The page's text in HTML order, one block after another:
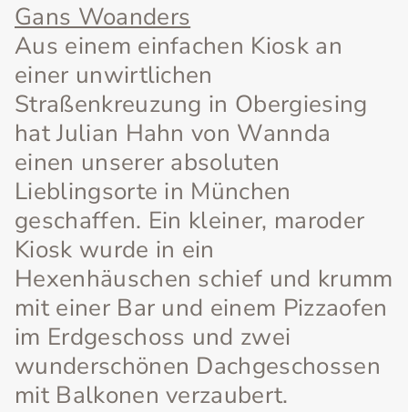
Gans Woanders
Aus einem einfachen Kiosk an
einer unwirtlichen
Straßenkreuzung in Obergiesing
hat Julian Hahn von Wannda
einen unserer absoluten
Lieblingsorte in München
geschaffen. Ein kleiner, maroder
Kiosk wurde in ein
Hexenhäuschen schief und krumm
mit einer Bar und einem Pizzaofen
im Erdgeschoss und zwei
wunderschönen Dachgeschossen
mit Balkonen verzaubert.